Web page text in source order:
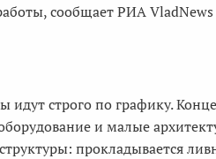
сообщает РИА
строго по графику.
и малые
прокладывается